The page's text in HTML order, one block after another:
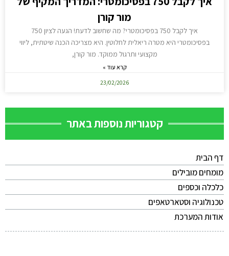
מור קורן
איך לקבל 750 בפסיכומטרי? מה שחשוב לדעת! הגעה לציון 750
בפסיכומטרי היא מטרה ריאלית לחלוטין. היא מצריכה הכנה שיטתית, ליווי
מקצועי ותרגול ממוקד. מור קורן,
קרא עוד »
23/02/2026
קטגוריות נוספות באתר
דף הבית
מומחים מובילים
כלכלה וכספים
טכנולוגיה וסטארטאפים
אודות המערכת